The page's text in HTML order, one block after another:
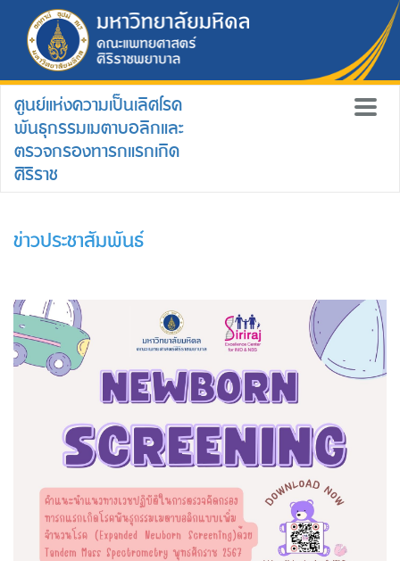
ศูนย์แห่งความเป็นเลิศโรค
พันธุกรรมเมตาบอลิกและ
ตรวจกรองทารกแรกเกิด
ศิริราช
ข่าวประชาสัมพันธ์